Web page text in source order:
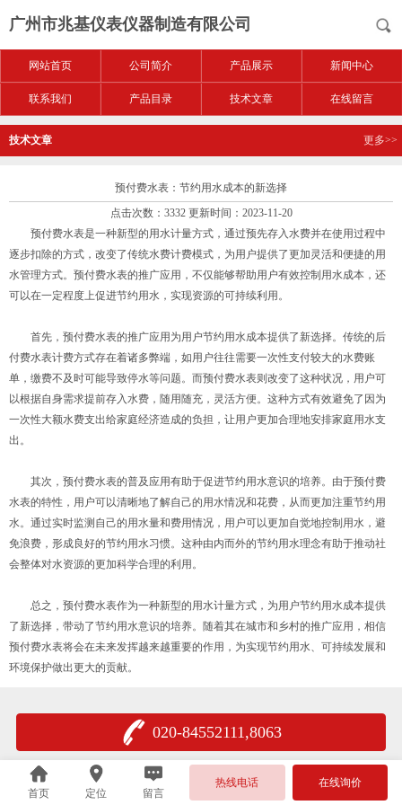
广州市兆基仪表仪器制造有限公司
网站首页 公司简介 产品展示 新闻中心
联系我们 产品目录 技术文章 在线留言
技术文章 更多>>
预付费水表：节约用水成本的新选择
点击次数：3332 更新时间：2023-11-20
预付费水表是一种新型的用水计量方式，通过预先存入水费并在使用过程中
逐步扣除的方式，改变了传统水费计费模式，为用户提供了更加灵活和便捷的用
水管理方式。预付费水表的推广应用，不仅能够帮助用户有效控制用水成本，还
可以在一定程度上促进节约用水，实现资源的可持续利用。
首先，预付费水表的推广应用为用户节约用水成本提供了新选择。传统的后
付费水表计费方式存在着诸多弊端，如用户往往需要一次性支付较大的水费账
单，缴费不及时可能导致停水等问题。而预付费水表则改变了这种状况，用户可
以根据自身需求提前存入水费，随用随充，灵活方便。这种方式有效避免了因为
一次性大额水费支出给家庭经济造成的负担，让用户更加合理地安排家庭用水支
出。
其次，预付费水表的普及应用有助于促进节约用水意识的培养。由于预付费
水表的特性，用户可以清晰地了解自己的用水情况和花费，从而更加注重节约用
水。通过实时监测自己的用水量和费用情况，用户可以更加自觉地控制用水，避
免浪费，形成良好的节约用水习惯。这种由内而外的节约用水理念有助于推动社
会整体对水资源的更加科学合理的利用。
总之，预付费水表作为一种新型的用水计量方式，为用户节约用水成本提供
了新选择，带动了节约用水意识的培养。随着其在城市和乡村的推广应用，相信
预付费水表将会在未来发挥越来越重要的作用，为实现节约用水、可持续发展和
环境保护做出更大的贡献。
020-84552111,8063
首页 定位 留言
热线电话 在线询价